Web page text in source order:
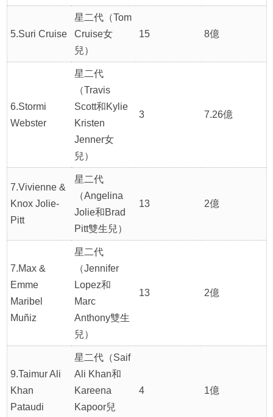
5.Suri Cruise
星二代（Tom
Cruise女
兒）
15 8億
6.Stormi
Webster
星二代
（Travis
Scott和Kylie
Kristen
Jenner女
兒）
3 7.26億
7.Vivienne &
Knox Jolie-
Pitt
星二代
（Angelina
Jolie和Brad
Pitt雙生兒）
13 2億
7.Max &
Emme
Maribel
Muñiz
星二代
（Jennifer
Lopez和
Marc
Anthony雙生
兒）
13 2億
9.Taimur Ali
Khan
Pataudi
星二代（Saif
Ali Khan和
Kareena
Kapoor兒
4 1億